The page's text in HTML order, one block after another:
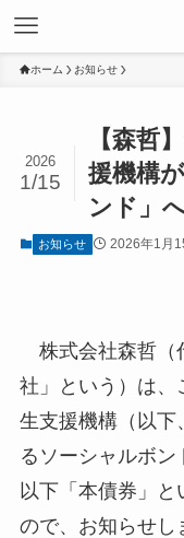
ホーム お知らせ
【森哲
援機構
ンド」
2026
1/15
お知らせ 2026年1月
株式会社森哲（
社」という）は、
生支援機構（以下
るソーシャルボン
以下「本債券」
ので、お知らせし